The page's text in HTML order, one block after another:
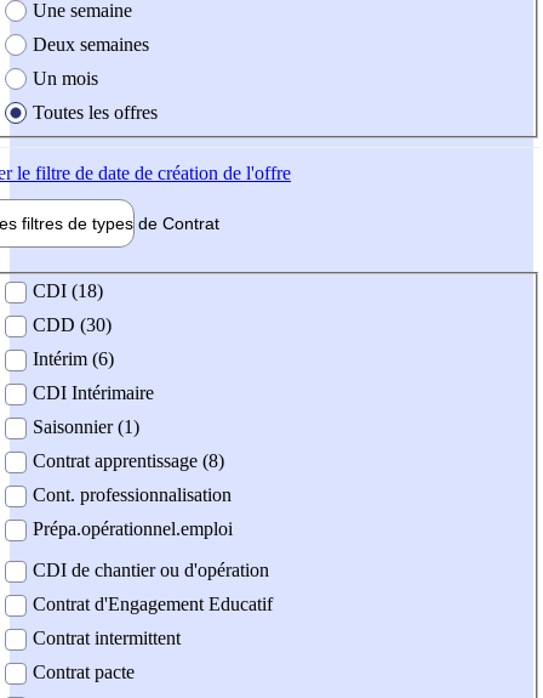
Une semaine
Deux semaines
Un mois
Toutes les offres
le filtre de date de création de l'offre
filtres de types de Contrat
contrat
CDI (18)
CDD (30)
Intérim (6)
CDI Intérimaire
Saisonnier (1)
Contrat apprentissage (8)
Cont. professionnalisation
Prépa.opérationnel.emploi
CDI de chantier ou d'opération
Contrat d'Engagement Educatif
Contrat intermittent
Contrat pacte